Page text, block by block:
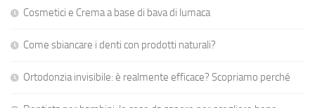
Cosmetici e Crema a base di bava di lumaca
Come sbiancare i denti con prodotti naturali?
Ortodonzia invisibile: è realmente efficace? Scopriamo perché